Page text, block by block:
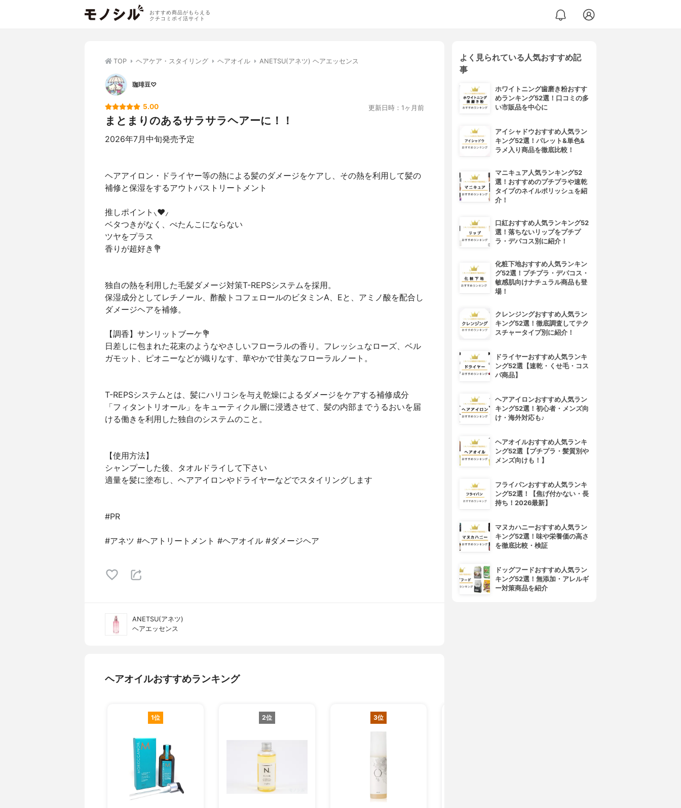
おすすめ商品がもらえる
クチコミポイ活サイト
TOP ヘアケア・スタイリング ヘアオイル ANETSU(アネツ) ヘアエッセンス
珈琲豆♡
5.00 更新日時：1ヶ月前
まとまりのあるサラサラヘアーに！！
2026年7月中旬発売予定
ヘアアイロン・ドライヤー等の熱による髪のダメージをケアし、その熱を利用して髪の
補修と保湿をするアウトバストリートメント
推しポイント⸜❤︎⸝‍
ベタつきがなく、ぺたんこにならない
ツヤをプラス
香りが超好き💐
独自の熱を利用した毛髪ダメージ対策T-REPSシステムを採用。
保湿成分としてレチノール、酢酸トコフェロールのビタミンA、Eと、アミノ酸を配合し
ダメージヘアを補修。
【調香】サンリットブーケ💐
日差しに包まれた花束のようなやさしいフローラルの香り。フレッシュなローズ、ベル
ガモット、ピオニーなどが織りなす、華やかで甘美なフローラルノート。
T-REPSシステムとは、髪にハリコシを与え乾燥によるダメージをケアする補修成分
「フィタントリオール」をキューティクル層に浸透させて、髪の内部までうるおいを届
ける働きを利用した独自のシステムのこと。
【使用方法】
シャンプーした後、タオルドライして下さい
適量を髪に塗布し、ヘアアイロンやドライヤーなどでスタイリングします
#PR
#アネツ #ヘアトリートメント #ヘアオイル #ダメージヘア
ANETSU(アネツ)
ヘアエッセンス
ヘアオイルおすすめランキング
1位 2位 3位
よく見られている人気おすすめ記
事
ホワイトニング歯磨き粉おすす
めランキング52選！口コミの多
い市販品を中心に
アイシャドウおすすめ人気ラン
キング52選！パレット&単色&
ラメ入り商品を徹底比較！
マニキュア人気ランキング52
選！おすすめのプチプラや速乾
タイプのネイルポリッシュを紹
介！
口紅おすすめ人気ランキング52
選！落ちないリップをプチプ
ラ・デパコス別に紹介！
化粧下地おすすめ人気ランキン
グ52選！プチプラ・デパコス・
敏感肌向けナチュラル商品も登
場！
クレンジングおすすめ人気ラン
キング52選！徹底調査してテク
スチャータイプ別に紹介！
ドライヤーおすすめ人気ランキ
ング52選【速乾・くせ毛・コス
パ商品】
ヘアアイロンおすすめ人気ラン
キング52選！初心者・メンズ向
け・海外対応も♪
ヘアオイルおすすめ人気ランキ
ング52選【プチプラ・髪質別や
メンズ向けも！】
フライパンおすすめ人気ランキ
ング52選！【焦げ付かない・長
持ち！2026最新】
マヌカハニーおすすめ人気ラン
キング52選！味や栄養価の高さ
を徹底比較・検証
ドッグフードおすすめ人気ラン
キング52選！無添加・アレルギ
ー対策商品を紹介